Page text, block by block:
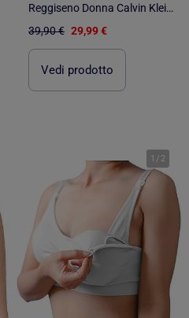
Reggiseno Donna Calvin Klein Jeans
39,90 € 29,99 €
Vedi prodotto
1 / 2